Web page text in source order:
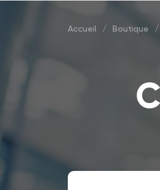
Accueil / Boutique /